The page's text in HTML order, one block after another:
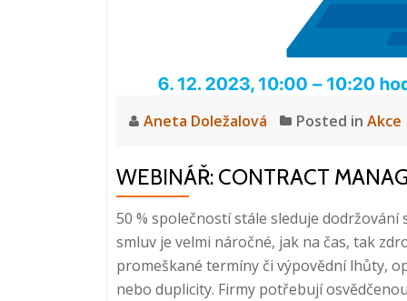
Aneta Doležalová Posted in Akce
WEBINÁŘ: CONTRACT
50 % společností stále sleduje
smluv je velmi náročné, jak na čas, tak
promeškané termíny či výpovědní lhůty,
nebo duplicity. Firmy potřebují